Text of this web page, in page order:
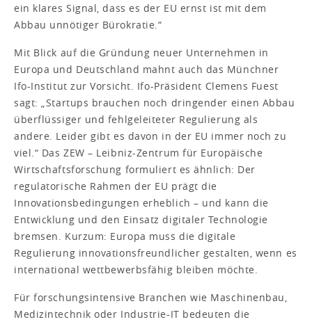
ein klares Signal, dass es der EU ernst ist mit dem
Abbau unnötiger Bürokratie.“
Mit Blick auf die Gründung neuer Unternehmen in
Europa und Deutschland mahnt auch das Münchner
Ifo-Institut zur Vorsicht. Ifo-Präsident Clemens Fuest
sagt: „Startups brauchen noch dringender einen Abbau
überflüssiger und fehlgeleiteter Regulierung als
andere. Leider gibt es davon in der EU immer noch zu
viel.“ Das ZEW – Leibniz-Zentrum für Europäische
Wirtschaftsforschung formuliert es ähnlich: Der
regulatorische Rahmen der EU prägt die
Innovationsbedingungen erheblich – und kann die
Entwicklung und den Einsatz digitaler Technologie
bremsen. Kurzum: Europa muss die digitale
Regulierung innovationsfreundlicher gestalten, wenn es
international wettbewerbsfähig bleiben möchte.
Für forschungsintensive Branchen wie Maschinenbau,
Medizintechnik oder Industrie-IT bedeuten die